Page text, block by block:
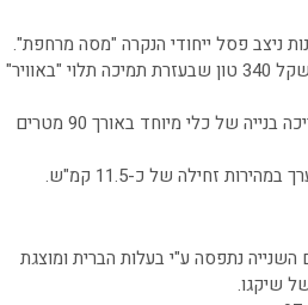
ניצב פסל ייחודי הנקרה "מסה מרחפת".
מדובר למעשה על סלע ענק במשקל 340 טון שבעזרת תמיכה תלוי "באוויר"
העברת הסלע הענק למקומו הצריכה בנייה של כלי מיוחד באורך 90 מטרים
נתפסה ע"י בעלות הברית ומוצגת
שיקגו.